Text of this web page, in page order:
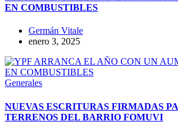
EN COMBUSTIBLES
Germán Vitale
enero 3, 2025
Generales
NUEVAS ESCRITURAS FIRMADAS
TERRENOS DEL BARRIO FOMUVI